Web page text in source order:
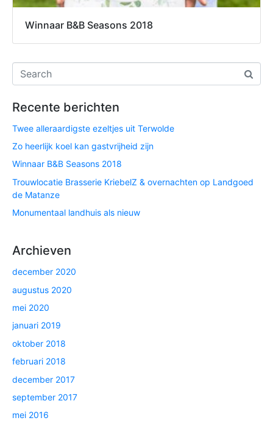
Winnaar B&B Seasons 2018
Recente berichten
Twee alleraardigste ezeltjes uit Terwolde
Zo heerlijk koel kan gastvrijheid zijn
Winnaar B&B Seasons 2018
Trouwlocatie Brasserie KriebelZ & overnachten op Landgoed
de Matanze
Monumentaal landhuis als nieuw
Archieven
december 2020
augustus 2020
mei 2020
januari 2019
oktober 2018
februari 2018
december 2017
september 2017
mei 2016